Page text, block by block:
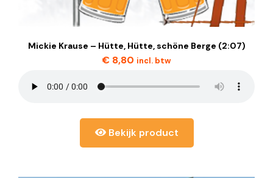
Mickie Krause – Hütte, Hütte, schöne Berge (2:07)
€ 8,80 incl. btw
Bekijk product